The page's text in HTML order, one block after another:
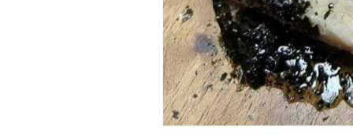
・納豆のの
・のり茶漬